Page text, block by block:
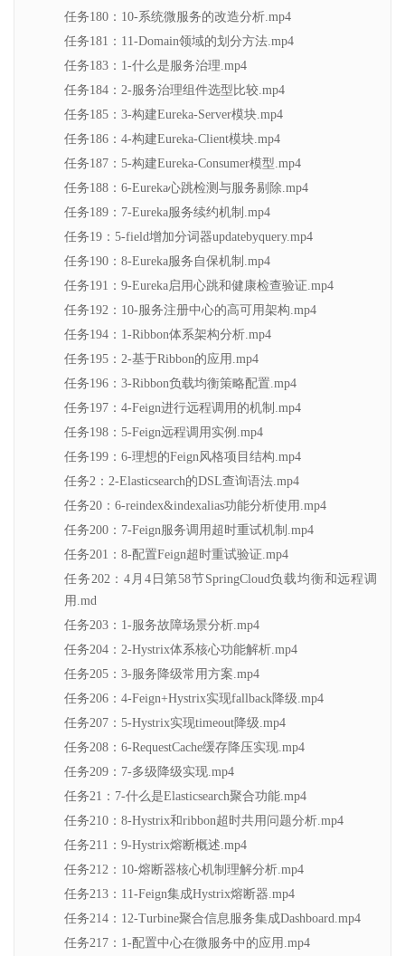
任务180：10-系统微服务的改造分析.mp4
任务181：11-Domain领域的划分方法.mp4
任务183：1-什么是服务治理.mp4
任务184：2-服务治理组件选型比较.mp4
任务185：3-构建Eureka-Server模块.mp4
任务186：4-构建Eureka-Client模块.mp4
任务187：5-构建Eureka-Consumer模型.mp4
任务188：6-Eureka心跳检测与服务剔除.mp4
任务189：7-Eureka服务续约机制.mp4
任务19：5-field增加分词器updatebyquery.mp4
任务190：8-Eureka服务自保机制.mp4
任务191：9-Eureka启用心跳和健康检查验证.mp4
任务192：10-服务注册中心的高可用架构.mp4
任务194：1-Ribbon体系架构分析.mp4
任务195：2-基于Ribbon的应用.mp4
任务196：3-Ribbon负载均衡策略配置.mp4
任务197：4-Feign进行远程调用的机制.mp4
任务198：5-Feign远程调用实例.mp4
任务199：6-理想的Feign风格项目结构.mp4
任务2：2-Elasticsearch的DSL查询语法.mp4
任务20：6-reindex&indexalias功能分析使用.mp4
任务200：7-Feign服务调用超时重试机制.mp4
任务201：8-配置Feign超时重试验证.mp4
任务202：4月4日第58节SpringCloud负载均衡和远程调
用.md
任务203：1-服务故障场景分析.mp4
任务204：2-Hystrix体系核心功能解析.mp4
任务205：3-服务降级常用方案.mp4
任务206：4-Feign+Hystrix实现fallback降级.mp4
任务207：5-Hystrix实现timeout降级.mp4
任务208：6-RequestCache缓存降压实现.mp4
任务209：7-多级降级实现.mp4
任务21：7-什么是Elasticsearch聚合功能.mp4
任务210：8-Hystrix和ribbon超时共用问题分析.mp4
任务211：9-Hystrix熔断概述.mp4
任务212：10-熔断器核心机制理解分析.mp4
任务213：11-Feign集成Hystrix熔断器.mp4
任务214：12-Turbine聚合信息服务集成Dashboard.mp4
任务217：1-配置中心在微服务中的应用.mp4